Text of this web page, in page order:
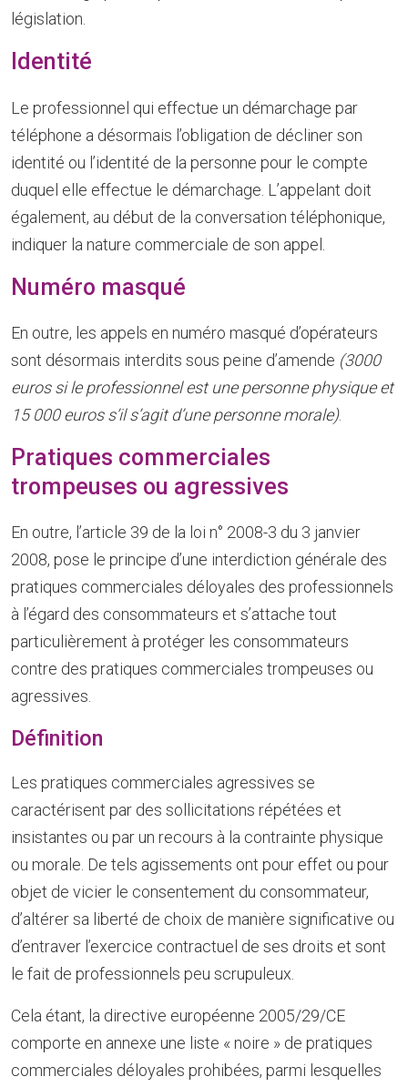
législation.
Identité
Le professionnel qui effectue un démarchage par
téléphone a désormais l’obligation de décliner son
identité ou l’identité de la personne pour le compte
duquel elle effectue le démarchage. L’appelant doit
également, au début de la conversation téléphonique,
indiquer la nature commerciale de son appel.
Numéro masqué
En outre, les appels en numéro masqué d’opérateurs
sont désormais interdits sous peine d’amende (3000
euros si le professionnel est une personne physique et
15 000 euros s’il s’agit d’une personne morale).
Pratiques commerciales
trompeuses ou agressives
En outre, l’article 39 de la loi n° 2008-3 du 3 janvier
2008, pose le principe d’une interdiction générale des
pratiques commerciales déloyales des professionnels
à l’égard des consommateurs et s’attache tout
particulièrement à protéger les consommateurs
contre des pratiques commerciales trompeuses ou
agressives.
Définition
Les pratiques commerciales agressives se
caractérisent par des sollicitations répétées et
insistantes ou par un recours à la contrainte physique
ou morale. De tels agissements ont pour effet ou pour
objet de vicier le consentement du consommateur,
d’altérer sa liberté de choix de manière significative ou
d’entraver l’exercice contractuel de ses droits et sont
le fait de professionnels peu scrupuleux.
Cela étant, la directive européenne 2005/29/CE
comporte en annexe une liste « noire » de pratiques
commerciales déloyales prohibées, parmi lesquelles